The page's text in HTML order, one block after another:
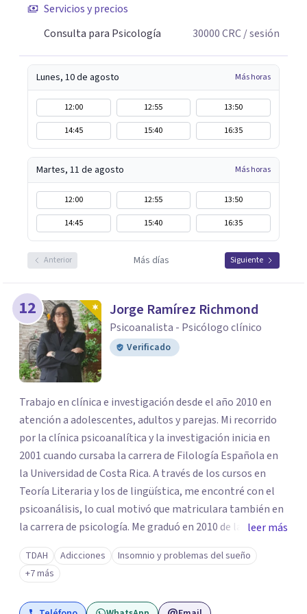
emocionales actuales.
Servicios y precios
Consulta para Psicología
30000CRC/ sesión
Lunes, 10 de agosto Más horas
12:00 12:55
13:50
14:45
15:40 16:35
Martes, 11 de agosto Más horas
12:00 12:55
13:50
14:45
15:40 16:35
Anterior Más días Siguiente
12 Jorge Ramírez Richmond
Psicoanalista - Psicólogo clínico
Verificado
Trabajo en clínica e investigación desde el año 2010 en
atención a adolescentes, adultos y parejas. Mi recorrido
por la clínica psicoanalítica y la investigación inicia en
2001 cuando cursaba la carrera de Filología Española en
la Universidad de Costa Rica. A través de los cursos en
Teoría Literaria y los de lingüística, me encontré con el
psicoanálisis, lo cual motivó que matriculara también en
la carrera de psicología. Me graduó en 2010 de la carrera
de Licenciatura en Psicología en Universidad Autónoma
de Centroamérica (UACA) y en 2013 de la Maestría en
Psicología con Énfasis en Clínica Psicoanalítica enla
Universidad Centroamericana de Ciencias Sociales. ​
leer más
TDAH Adicciones
Insomnio y problemas del sueño
+7 más